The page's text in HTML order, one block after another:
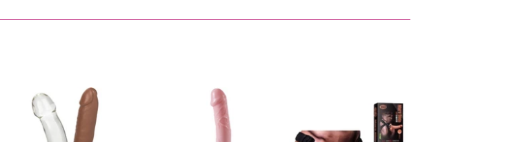
Facebook
Twitter
Pinterest